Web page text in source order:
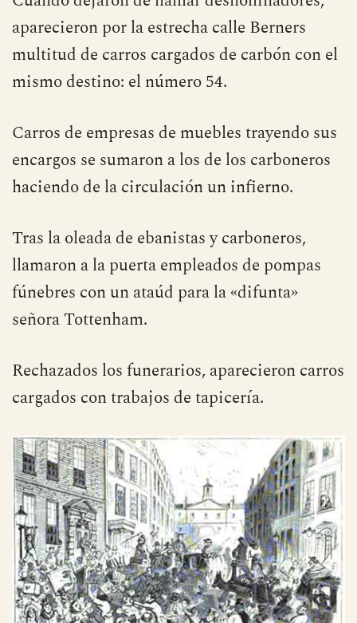
aparecieron por la estrecha calle Berners
multitud de carros cargados de carbón con el
mismo destino: el número 54.
Carros de empresas de muebles trayendo sus
encargos se sumaron a los de los carboneros
haciendo de la circulación un infierno.
Tras la oleada de ebanistas y carboneros,
llamaron a la puerta empleados de pompas
fúnebres con un ataúd para la «difunta»
señora Tottenham.
Rechazados los funerarios, aparecieron carros
cargados con trabajos de tapicería.